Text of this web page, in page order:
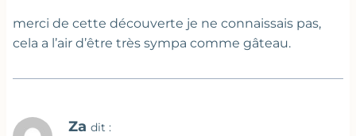
merci de cette découverte je ne connaissais pas,
cela a l’air d’être très sympa comme gâteau.
Za dit :